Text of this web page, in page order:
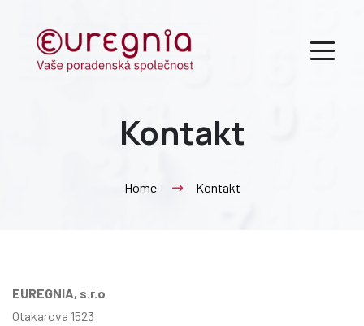
Kontakt
Home Kontakt
EUREGNIA, s.r.o
Otakarova 1523